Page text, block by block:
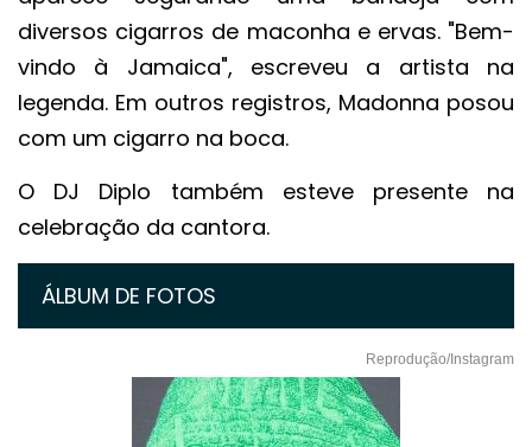
diversos cigarros de maconha e ervas. "Bem-
vindo à Jamaica", escreveu a artista na
legenda. Em outros registros, Madonna posou
com um cigarro na boca.
O DJ Diplo também esteve presente na
celebração da cantora.
ÁLBUM DE FOTOS
Reprodução/Instagram